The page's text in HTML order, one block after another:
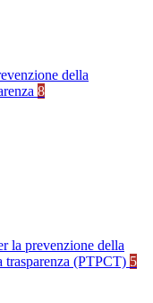
della
8
la prevenzione della
trasparenza (PTPCT) 5